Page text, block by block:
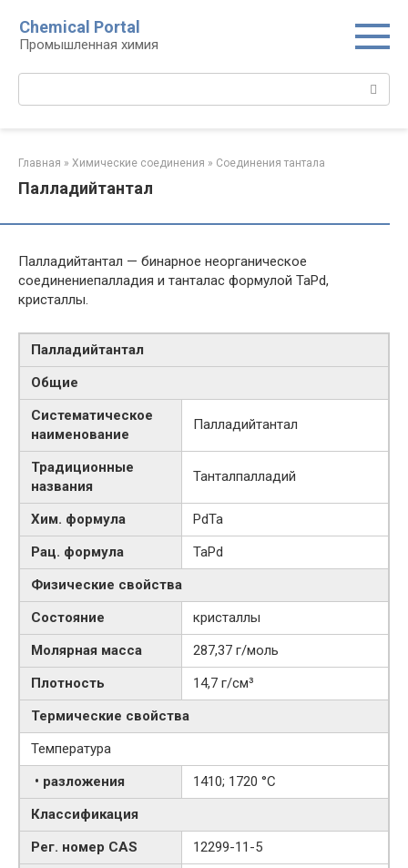
контенту
Chemical Portal
Промышленная химия
Главная » Химические соединения » Соединения тантала‎
Палладийтантал
Палладийтантал — бинарное неорганическое
соединениепалладия и танталас формулой TaPd,
кристаллы.
Палладийтантал
Общие
Систематическое
наименование
Палладийтантал
Традиционные
названия
Танталпалладий
Хим. формула
PdTa
Рац. формула
TaPd
Физические свойства
Состояние
кристаллы
Молярная масса
287,37 г/моль
Плотность
14,7 г/см³
Термические свойства
Температура
• разложения
1410; 1720 °C
Классификация
Рег. номер CAS
12299-11-5